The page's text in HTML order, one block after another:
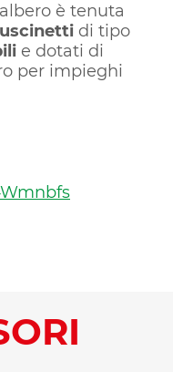
è tenuta
di tipo
e dotati di
per impieghi